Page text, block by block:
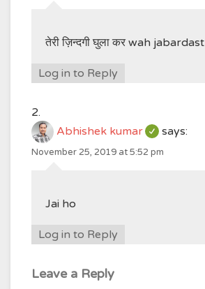
तेरी ज़िन्दगी घुला कर wah jabardast
Log in to Reply
Abhishek kumar says:
November 25, 2019 at 5:52 pm
Jai ho
Log in to Reply
Leave a Reply